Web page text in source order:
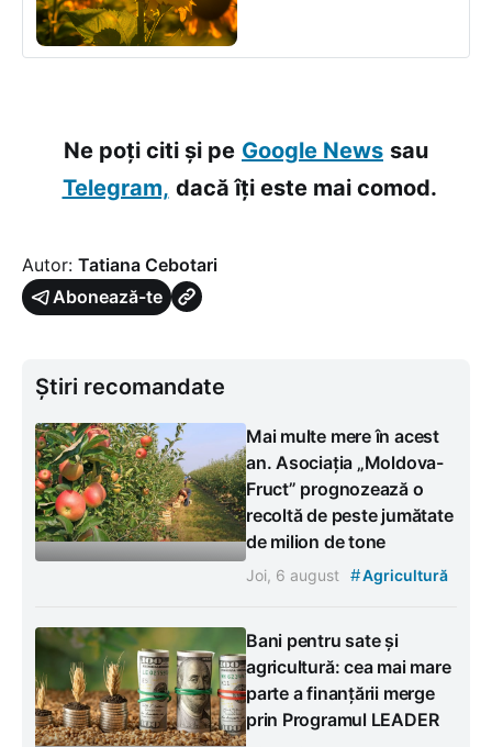
Ne poți citi și pe Google News sau
Telegram, dacă îți este mai comod.
Autor: Tatiana Cebotari
Abonează-te
Știri recomandate
Mai multe mere în acest
an. Asociația „Moldova-
Fruct” prognozează o
recoltă de peste jumătate
de milion de tone
Joi, 6 august #Agricultură
Bani pentru sate și
agricultură: cea mai mare
parte a finanțării merge
prin Programul LEADER